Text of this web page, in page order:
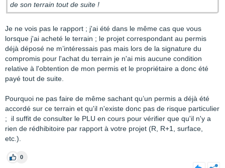
de son terrain tout de suite !
Je ne vois pas le rapport ; j'ai été dans le même cas que vous
lorsque j'ai acheté le terrain ; le projet correspondant au permis
déjà déposé ne m’intéressais pas mais lors de la signature du
compromis pour l'achat du terrain je n'ai mis aucune condition
relative à l'obtention de mon permis et le propriétaire a donc été
payé tout de suite.
Pourquoi ne pas faire de même sachant qu’un permis a déjà été
accordé sur ce terrain et qu'il n'existe donc pas de risque particulier
; il suffit de consulter le PLU en cours pour vérifier que qu'il n'y a
rien de rédhibitoire par rapport à votre projet (R, R+1, surface,
etc.).
0